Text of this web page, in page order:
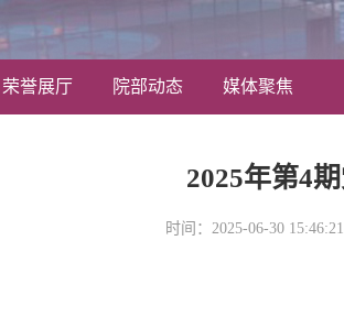
荣誉展厅 院部动态 媒体聚焦
2025年第4
时间：2025-06-30